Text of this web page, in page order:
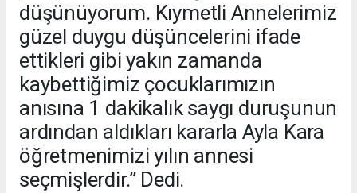
düşünüyorum. Kıymetli Annelerimiz
güzel duygu düşüncelerini ifade
ettikleri gibi yakın zamanda
kaybettiğimiz çocuklarımızın
anısına 1 dakikalık saygı duruşunun
ardından aldıkları kararla Ayla Kara
öğretmenimizi yılın annesi
seçmişlerdir.” Dedi.